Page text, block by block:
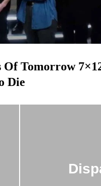
Of Tomorrow
Die